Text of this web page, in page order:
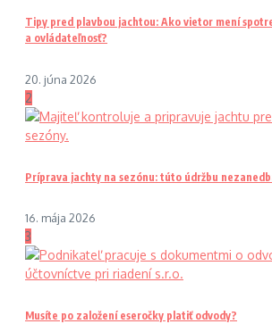
Tipy pred plavbou jachtou: Ako vietor mení
a ovládateľnosť?
20. júna 2026
2
Príprava jachty na sezónu: túto údržbu
16. mája 2026
3
Musíte po založení eseročky platiť odvody?